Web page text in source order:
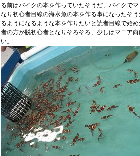
る前はバイクの本を作っていたそうだ、バイクで
なり初心者目線の海水魚の本を作る事になったそ
るようになるような本を作りたいと読者目線で始
者の方が脱初心者となりそろそろ、少しはマニア
い。